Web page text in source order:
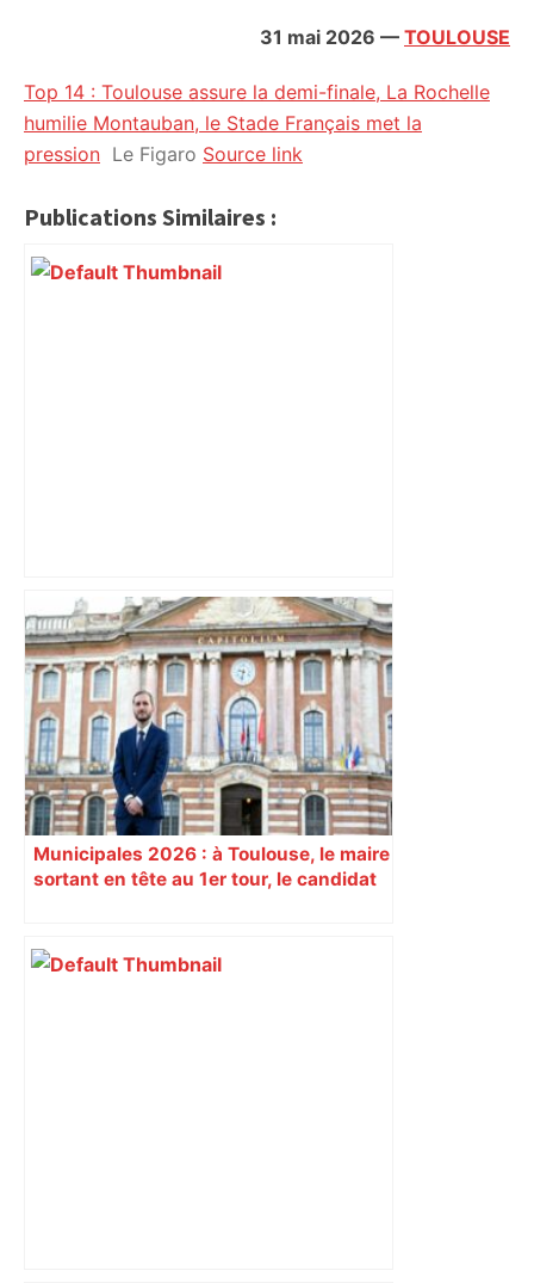
31 mai 2026 — TOULOUSE
Top 14 : Toulouse assure la demi-finale, La Rochelle
humilie Montauban, le Stade Français met la
pression Le Figaro Source link
Publications Similaires :
Toulouse. Un incendie se déclare dans
un bâtiment désaffecté : une
cinquantaine de migrants évacuée –
Actu.fr
Municipales 2026 : à Toulouse, le maire
sortant en tête au 1er tour, le candidat